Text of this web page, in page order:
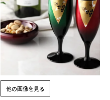
他の画像を見る